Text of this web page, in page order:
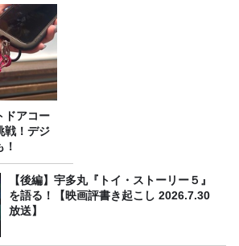
ドアコー
戦！デジ
【後編】宇多丸『トイ・ストーリー５』
を語る！【映画評書き起こし 2026.7.30
放送】